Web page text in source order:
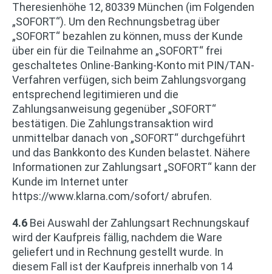
Theresienhöhe 12, 80339 München (im Folgenden
„SOFORT“). Um den Rechnungsbetrag über
„SOFORT“ bezahlen zu können, muss der Kunde
über ein für die Teilnahme an „SOFORT“ frei
geschaltetes Online-Banking-Konto mit PIN/TAN-
Verfahren verfügen, sich beim Zahlungsvorgang
entsprechend legitimieren und die
Zahlungsanweisung gegenüber „SOFORT“
bestätigen. Die Zahlungstransaktion wird
unmittelbar danach von „SOFORT“ durchgeführt
und das Bankkonto des Kunden belastet. Nähere
Informationen zur Zahlungsart „SOFORT“ kann der
Kunde im Internet unter
https://www.klarna.com/sofort/ abrufen.
4.6 Bei Auswahl der Zahlungsart Rechnungskauf
wird der Kaufpreis fällig, nachdem die Ware
geliefert und in Rechnung gestellt wurde. In
diesem Fall ist der Kaufpreis innerhalb von 14